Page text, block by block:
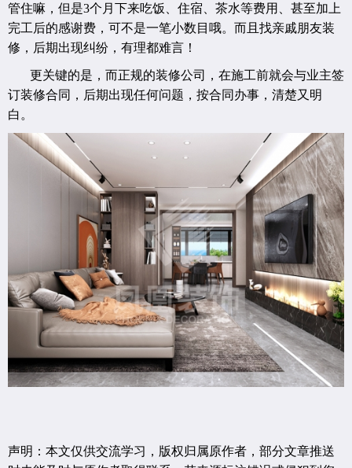
管住嘛，但是3个月下来吃饭、住宿、茶水等费用、甚至加上
完工后的感谢费，可不是一笔小数目哦。而且找亲戚朋友装
修，后期出现纠纷，有理都难言！
更关键的是，而正规的装修公司，在施工前就会与业主签
订装修合同，后期出现任何问题，按合同办事，清楚又明
白。
声明：本文仅供交流学习，版权归属原作者，部分文章推送